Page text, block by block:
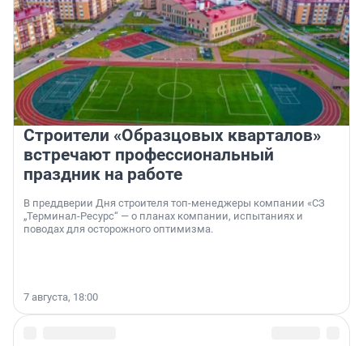
Строители «Образцовых кварталов»
встречают профессиональный
праздник на работе
В преддверии Дня строителя топ-менеджеры компании «СЗ
„Терминал-Ресурс“ — о планах компании, испытаниях и
поводах для осторожного оптимизма.
7 августа, 18:00